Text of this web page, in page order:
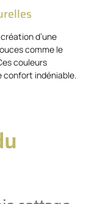
d’une
comme le
couleurs
confort indéniable.